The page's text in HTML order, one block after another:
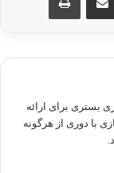
هدف فراهم سازی بستری برای ارائه
با دوری از هرگونه